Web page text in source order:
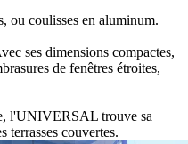
ou coulisses en aluminum.
ses dimensions compactes,
de fenêtres étroites,
l'UNIVERSAL trouve sa
terrasses couvertes.